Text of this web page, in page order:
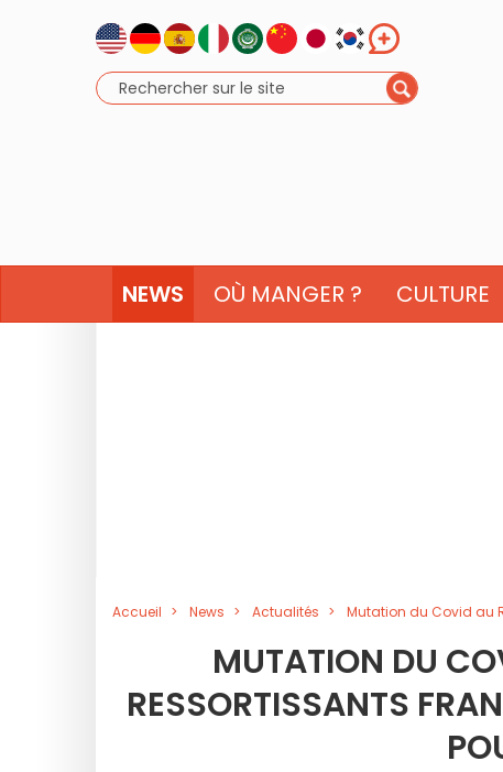
NEWS OÙ MANGER ? CULTURE
Accueil News Actualités Mutation du Covid au
MUTATION DU
RESSORTISSANTS